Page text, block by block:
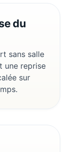
du
sans salle
une reprise
sur